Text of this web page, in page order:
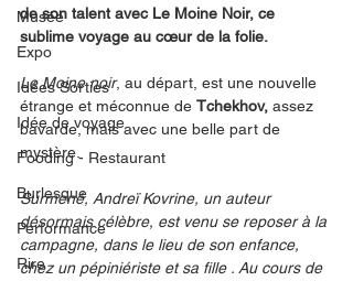
Musée
Expo
Idées Sorties
Idée de voyage
Fooding - Restaurant
Burlesque
Performance
Rire
de son talent avec Le Moine Noir, ce
sublime voyage au cœur de la folie.
Le Moine noir, au départ, est une nouvelle
étrange et méconnue de Tchekhov, assez
bavarde, mais avec une belle part de
mystère.
Surmené, Andreï Kovrine, un auteur
désormais célèbre, est venu se reposer à la
campagne, dans le lieu de son enfance,
chez un pépiniériste et sa fille . Au cours de